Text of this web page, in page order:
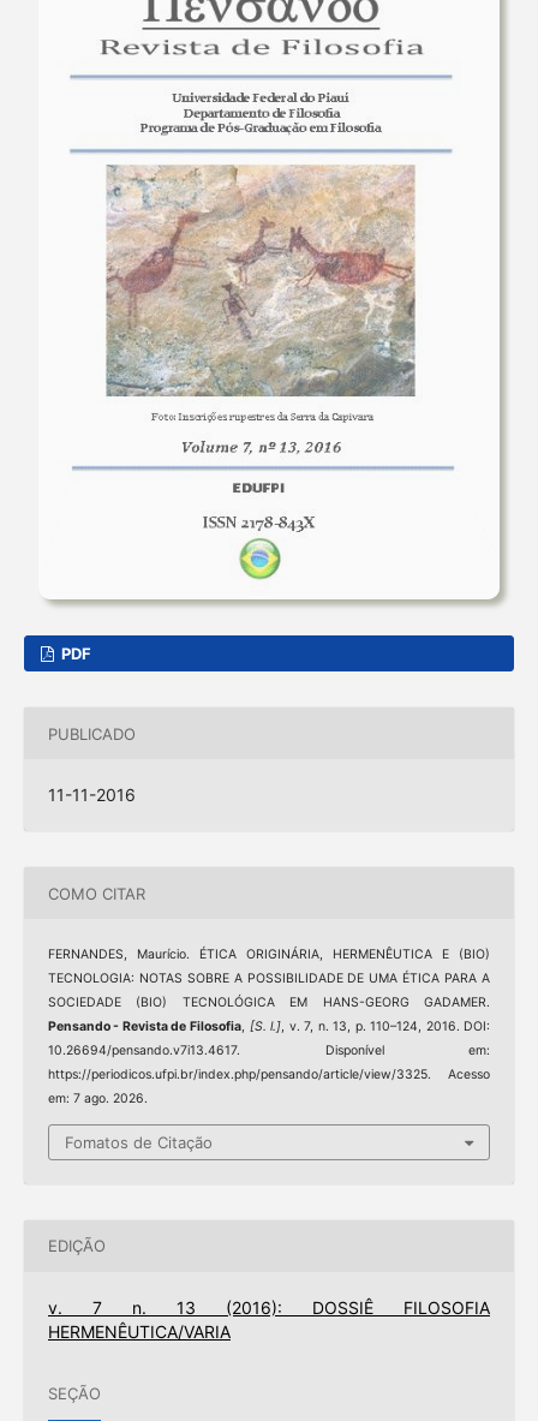
PDF
PUBLICADO
11-11-2016
COMO CITAR
FERNANDES, Maurício. ÉTICA ORIGINÁRIA, HERMENÊUTICA E (BIO)
TECNOLOGIA: NOTAS SOBRE A POSSIBILIDADE DE UMA ÉTICA PARA A
SOCIEDADE (BIO) TECNOLÓGICA EM HANS-GEORG GADAMER.
Pensando - Revista de Filosofia, [S. l.], v. 7, n. 13, p. 110–124, 2016. DOI:
10.26694/pensando.v7i13.4617. Disponível em:
https://periodicos.ufpi.br/index.php/pensando/article/view/3325. Acesso
em: 7 ago. 2026.
Fomatos de Citação
EDIÇÃO
v. 7 n. 13 (2016): DOSSIÊ FILOSOFIA
HERMENÊUTICA/VARIA
SEÇÃO